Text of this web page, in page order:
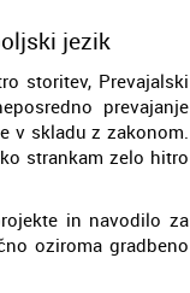
jezik
storitev, Prevajalski
prevajanje
v skladu z zakonom.
strankam zelo hitro
in navodilo za
oziroma gradbeno